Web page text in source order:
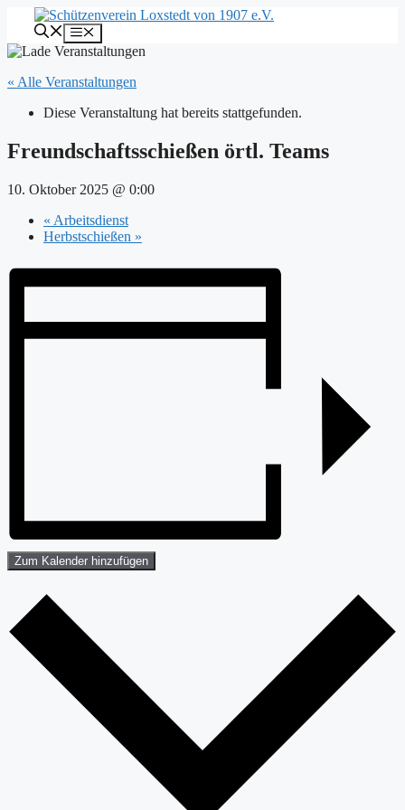
Inhalt
springen
Menü
« Alle Veranstaltungen
Diese Veranstaltung hat bereits stattgefunden.
Freundschaftsschießen örtl. Teams
10. Oktober 2025 @ 0:00
« Arbeitsdienst
Herbstschießen »
Zum Kalender hinzufügen